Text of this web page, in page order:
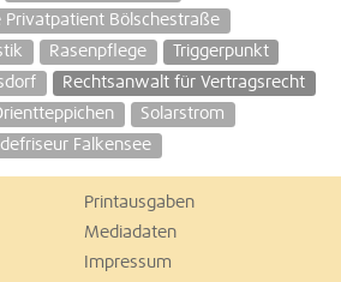
Privatpatient Bölschestraße
Rasenpflege
Triggerpunkt
Rechtsanwalt für Vertragsrecht
Solarstrom
Falkensee
Printausgaben
Mediadaten
Impressum